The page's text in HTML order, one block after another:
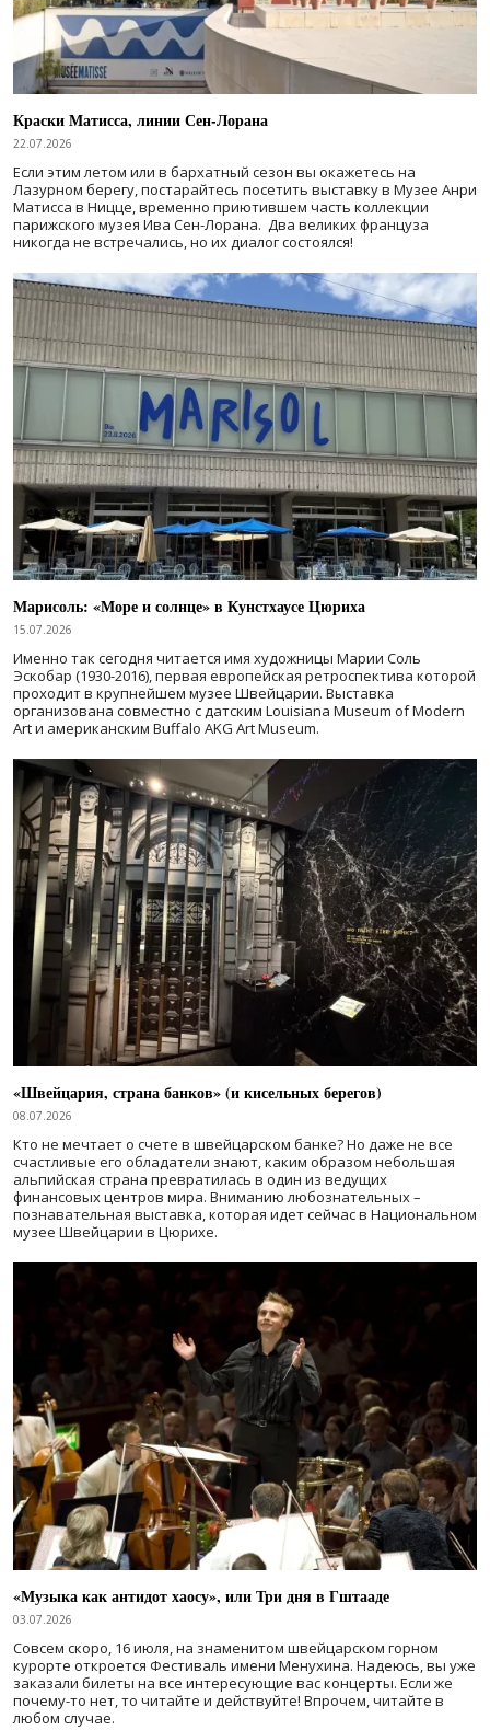
Краски Матисса, линии Сен-Лорана
22.07.2026
Если этим летом или в бархатный сезон вы окажетесь на
Лазурном берегу, постарайтесь посетить выставку в Музее Анри
Матисса в Ницце, временно приютившем часть коллекции
парижского музея Ива Сен-Лорана. Два великих француза
никогда не встречались, но их диалог состоялся!
Марисоль: «Море и солнце» в Кунстхаусе Цюриха
15.07.2026
Именно так сегодня читается имя художницы Марии Соль
Эскобар (1930-2016), первая европейская ретроспектива которой
проходит в крупнейшем музее Швейцарии. Выставка
организована совместно с датским Louisiana Museum of Modern
Art и американским Buffalo AKG Art Museum.
«Швейцария, страна банков» (и кисельных берегов)
08.07.2026
Кто не мечтает о счете в швейцарском банке? Но даже не все
счастливые его обладатели знают, каким образом небольшая
альпийская страна превратилась в один из ведущих
финансовых центров мира. Вниманию любознательных –
познавательная выставка, которая идет сейчас в Национальном
музее Швейцарии в Цюрихе.
«Музыка как антидот хаосу», или Три дня в Гштааде
03.07.2026
Совсем скоро, 16 июля, на знаменитом швейцарском горном
курорте откроется Фестиваль имени Менухина. Надеюсь, вы уже
заказали билеты на все интересующие вас концерты. Если же
почему-то нет, то читайте и действуйте! Впрочем, читайте в
любом случае.